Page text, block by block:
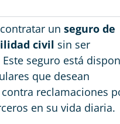
un seguro de
civil sin ser
seguro está
que desean
reclamaciones
en su vida diaria.